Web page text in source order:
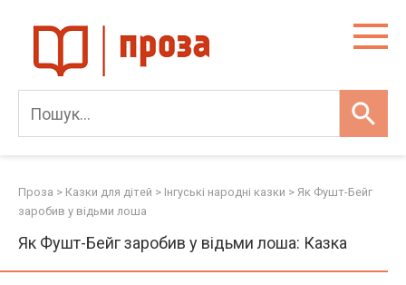
content
Проза > Казки для дітей > Інгуські народні казки > Як Фушт-Бейг
заробив у відьми лоша
Як Фушт-Бейг заробив у відьми лоша: Казка